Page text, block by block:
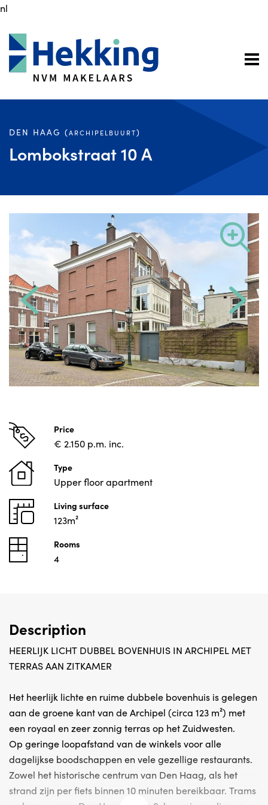
nl
DEN HAAG (ARCHIPELBUURT)
Lombokstraat 10 A
Price
€ 2.150 p.m. inc.
Type
Upper floor apartment
Living surface
123m²
Rooms
4
Description
HEERLIJK LICHT DUBBEL BOVENHUIS IN ARCHIPEL MET
TERRAS AAN ZITKAMER
Het heerlijk lichte en ruime dubbele bovenhuis is gelegen
aan de groene kant van de Archipel (circa 123 m²) met
een royaal en zeer zonnig terras op het Zuidwesten.
Op geringe loopafstand van de winkels voor alle
dagelijkse boodschappen en vele gezellige restaurants.
Zowel het historische centrum van Den Haag, als het
strand zijn per fiets binnen 10 minuten bereikbaar. Trams